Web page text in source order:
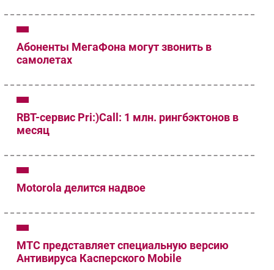
Абоненты МегаФона могут звонить в
самолетах
RBT-сервис Pri:)Call: 1 млн. рингбэктонов в
месяц
Motorola делится надвое
МТС представляет специальную версию
Антивируса Касперского Mobile